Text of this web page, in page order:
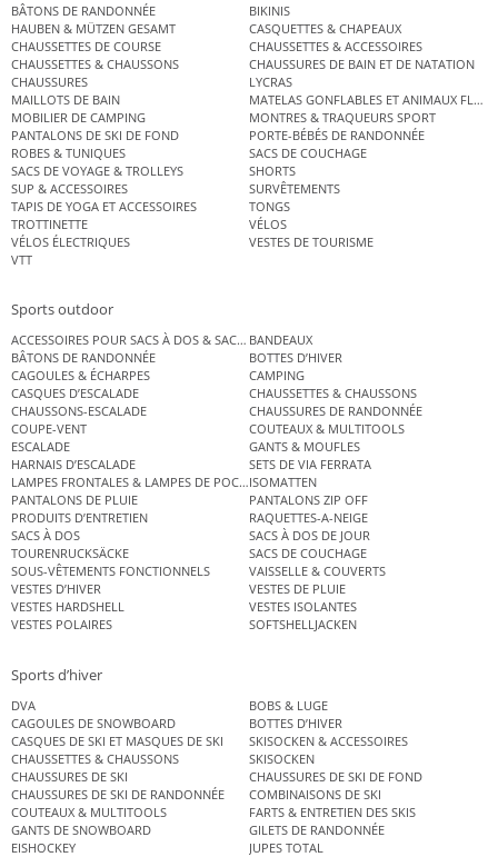
BÂTONS DE RANDONNÉE
BIKINIS
HAUBEN & MÜTZEN GESAMT
CASQUETTES & CHAPEAUX
CHAUSSETTES DE COURSE
CHAUSSETTES & ACCESSOIRES
CHAUSSETTES & CHAUSSONS
CHAUSSURES DE BAIN ET DE NATATION
CHAUSSURES
LYCRAS
MAILLOTS DE BAIN
MATELAS GONFLABLES ET ANIMAUX
MOBILIER DE CAMPING
MONTRES & TRAQUEURS SPORT
PANTALONS DE SKI DE FOND
PORTE-BÉBÉS DE RANDONNÉE
ROBES & TUNIQUES
SACS DE COUCHAGE
SACS DE VOYAGE & TROLLEYS
SHORTS
SUP & ACCESSOIRES
SURVÊTEMENTS
TAPIS DE YOGA ET ACCESSOIRES
TONGS
TROTTINETTE
VÉLOS
VÉLOS ÉLECTRIQUES
VESTES DE TOURISME
VTT
Sports outdoor
ACCESSOIRES POUR SACS À DOS & SACS ÉTANCHES
BANDEAUX
BÂTONS DE RANDONNÉE
BOTTES D’HIVER
CAGOULES & ÉCHARPES
CAMPING
CASQUES D’ESCALADE
CHAUSSETTES & CHAUSSONS
CHAUSSONS-ESCALADE
CHAUSSURES DE RANDONNÉE
COUPE-VENT
COUTEAUX & MULTITOOLS
ESCALADE
GANTS & MOUFLES
HARNAIS D’ESCALADE
SETS DE VIA FERRATA
LAMPES FRONTALES & LAMPES DE POCHEISOMATTEN
PANTALONS DE PLUIE
PANTALONS ZIP OFF
PRODUITS D’ENTRETIEN
RAQUETTES-A-NEIGE
SACS À DOS
SACS À DOS DE JOUR
TOURENRUCKSÄCKE
SACS DE COUCHAGE
SOUS-VÊTEMENTS FONCTIONNELS
VAISSELLE & COUVERTS
VESTES D’HIVER
VESTES DE PLUIE
VESTES HARDSHELL
VESTES ISOLANTES
VESTES POLAIRES
SOFTSHELLJACKEN
Sports d’hiver
DVA
BOBS & LUGE
CAGOULES DE SNOWBOARD
BOTTES D’HIVER
CASQUES DE SKI ET MASQUES DE SKI
SKISOCKEN & ACCESSOIRES
CHAUSSETTES & CHAUSSONS
SKISOCKEN
CHAUSSURES DE SKI
CHAUSSURES DE SKI DE FOND
CHAUSSURES DE SKI DE RANDONNÉE
COMBINAISONS DE SKI
COUTEAUX & MULTITOOLS
FARTS & ENTRETIEN DES SKIS
GANTS DE SNOWBOARD
GILETS DE RANDONNÉE
EISHOCKEY
JUPES TOTAL